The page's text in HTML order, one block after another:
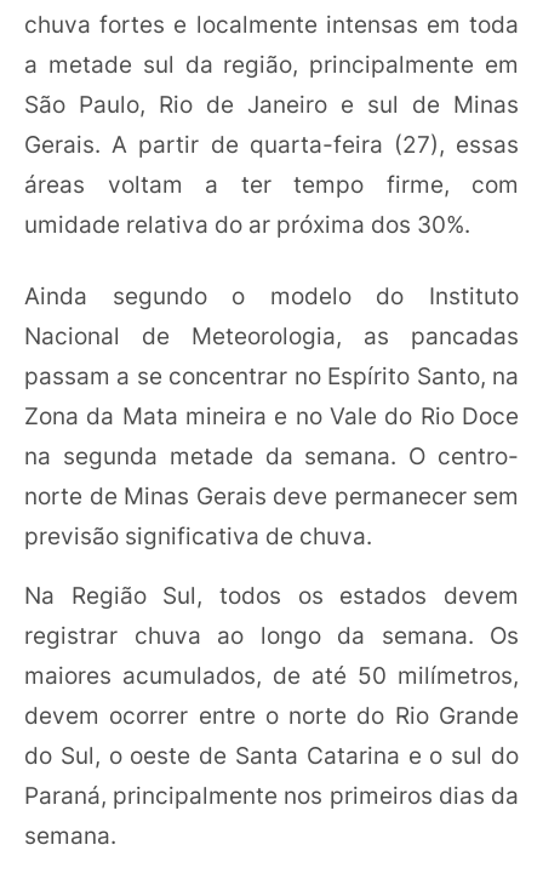
chuva fortes e localmente intensas em toda
a metade sul da região, principalmente em
São Paulo, Rio de Janeiro e sul de Minas
Gerais. A partir de quarta-feira (27), essas
áreas voltam a ter tempo firme, com
umidade relativa do ar próxima dos 30%.
Ainda segundo o modelo do Instituto
Nacional de Meteorologia, as pancadas
passam a se concentrar no Espírito Santo, na
Zona da Mata mineira e no Vale do Rio Doce
na segunda metade da semana. O centro-
norte de Minas Gerais deve permanecer sem
previsão significativa de chuva.
Na Região Sul, todos os estados devem
registrar chuva ao longo da semana. Os
maiores acumulados, de até 50 milímetros,
devem ocorrer entre o norte do Rio Grande
do Sul, o oeste de Santa Catarina e o sul do
Paraná, principalmente nos primeiros dias da
semana.